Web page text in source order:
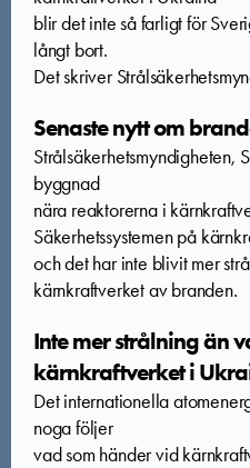
blir det inte så farligt för
långt bort.
Det skriver
Senaste nytt om
Strålsäkerhetsmyndigheten,
byggnad
nära reaktorerna i
Säkerhetssystemen på
och det har inte blivit mer
kärnkraftverket av branden.
Inte mer strålning än
kärnkraftverket i
Det internationella
noga följer
vad som händer vid